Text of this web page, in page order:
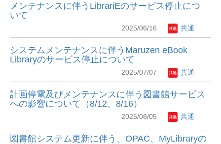
メンテナンスに伴うLibrariEのサービス停止につ
いて
2025/06/16 共通
システムメンテナンスに伴うMaruzen eBook
Libraryのサービス停止について
2025/07/07 共通
計画停電及びメンテナンスに伴う図書館サービス
への影響について（8/12、8/16）
2025/08/05 共通
図書館システム更新に伴う、OPAC、MyLibraryの